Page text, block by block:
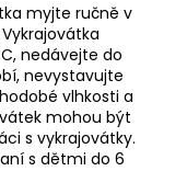
myjte ručně v
Vykrajovátka
nedávejte do
nevystavujte
vlhkosti a
mohou být
s vykrajovátky.
s dětmi do 6